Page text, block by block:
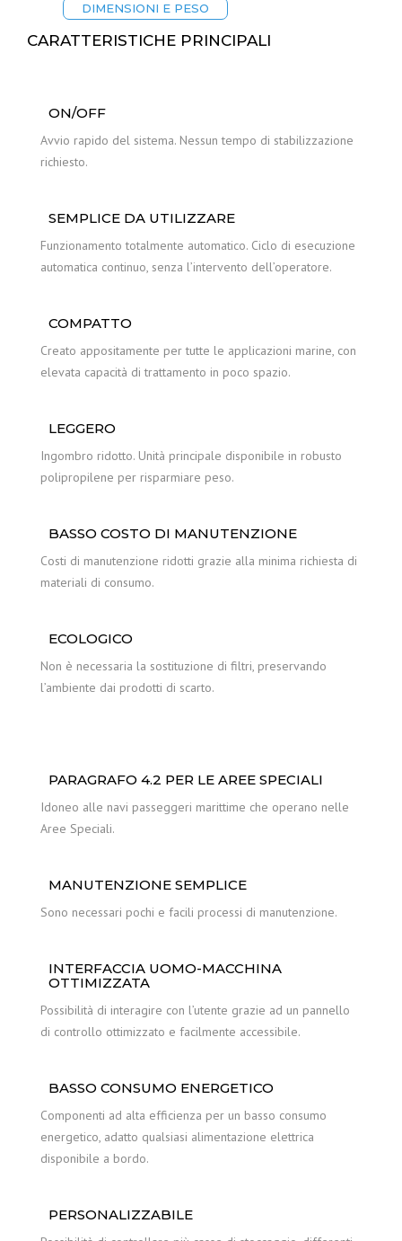
DIMENSIONI E PESO
CARATTERISTICHE PRINCIPALI
ON/OFF
Avvio rapido del sistema. Nessun tempo di stabilizzazione
richiesto.
SEMPLICE DA UTILIZZARE
Funzionamento totalmente automatico. Ciclo di esecuzione
automatica continuo, senza l’intervento dell’operatore.
COMPATTO
Creato appositamente per tutte le applicazioni marine, con
elevata capacità di trattamento in poco spazio.
LEGGERO
Ingombro ridotto. Unità principale disponibile in robusto
polipropilene per risparmiare peso.
BASSO COSTO DI MANUTENZIONE
Costi di manutenzione ridotti grazie alla minima richiesta di
materiali di consumo.
ECOLOGICO
Non è necessaria la sostituzione di filtri, preservando
l’ambiente dai prodotti di scarto.
PARAGRAFO 4.2 PER LE AREE SPECIALI
Idoneo alle navi passeggeri marittime che operano nelle
Aree Speciali.
MANUTENZIONE SEMPLICE
Sono necessari pochi e facili processi di manutenzione.
INTERFACCIA UOMO-MACCHINA
OTTIMIZZATA
Possibilità di interagire con l’utente grazie ad un pannello
di controllo ottimizzato e facilmente accessibile.
BASSO CONSUMO ENERGETICO
Componenti ad alta efficienza per un basso consumo
energetico, adatto qualsiasi alimentazione elettrica
disponibile a bordo.
PERSONALIZZABILE